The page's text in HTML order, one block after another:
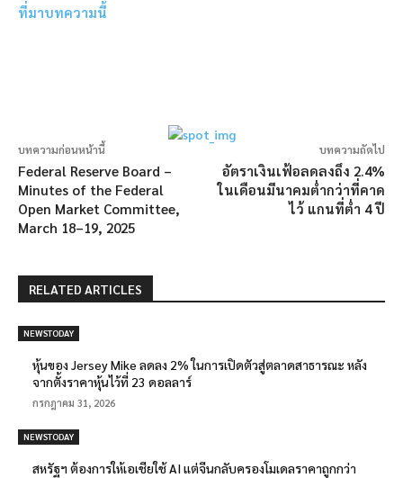
ที่มาบทความนี้
บทความก่อนหน้านี้
Federal Reserve Board –
Minutes of the Federal
Open Market Committee,
March 18–19, 2025
บทความถัดไป
อัตราเงินเฟ้อลดลงถึง 2.4%
ในเดือนมีนาคมต่ำกว่าที่คาด
ไว้ แกนที่ต่ำ 4 ปี
RELATED ARTICLES
NEWSTODAY
หุ้นของ Jersey Mike ลดลง 2% ในการเปิดตัวสู่ตลาดสาธารณะ หลัง
จากตั้งราคาหุ้นไว้ที่ 23 ดอลลาร์
กรกฎาคม 31, 2026
NEWSTODAY
สหรัฐฯ ต้องการให้เอเชียใช้ AI แต่จีนกลับครองโมเดลราคาถูกกว่า